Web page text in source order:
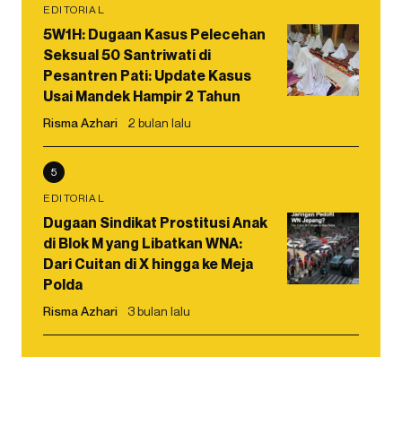
EDITORIAL
5W1H: Dugaan Kasus Pelecehan
Seksual 50 Santriwati di
Pesantren Pati: Update Kasus
Usai Mandek Hampir 2 Tahun
Risma Azhari 2 bulan lalu
5
EDITORIAL
Dugaan Sindikat Prostitusi Anak
di Blok M yang Libatkan WNA:
Dari Cuitan di X hingga ke Meja
Polda
Risma Azhari 3 bulan lalu